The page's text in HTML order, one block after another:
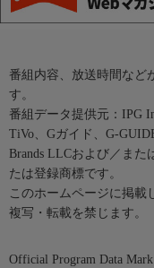
番組内容、放送時間など
す。
番組データ提供元：IPG
TiVo、Gガイド、G-
Brands LLCおよび／また
たは登録商標です。
このホームページに掲載
複写・転載を禁じます。
Official Program Data